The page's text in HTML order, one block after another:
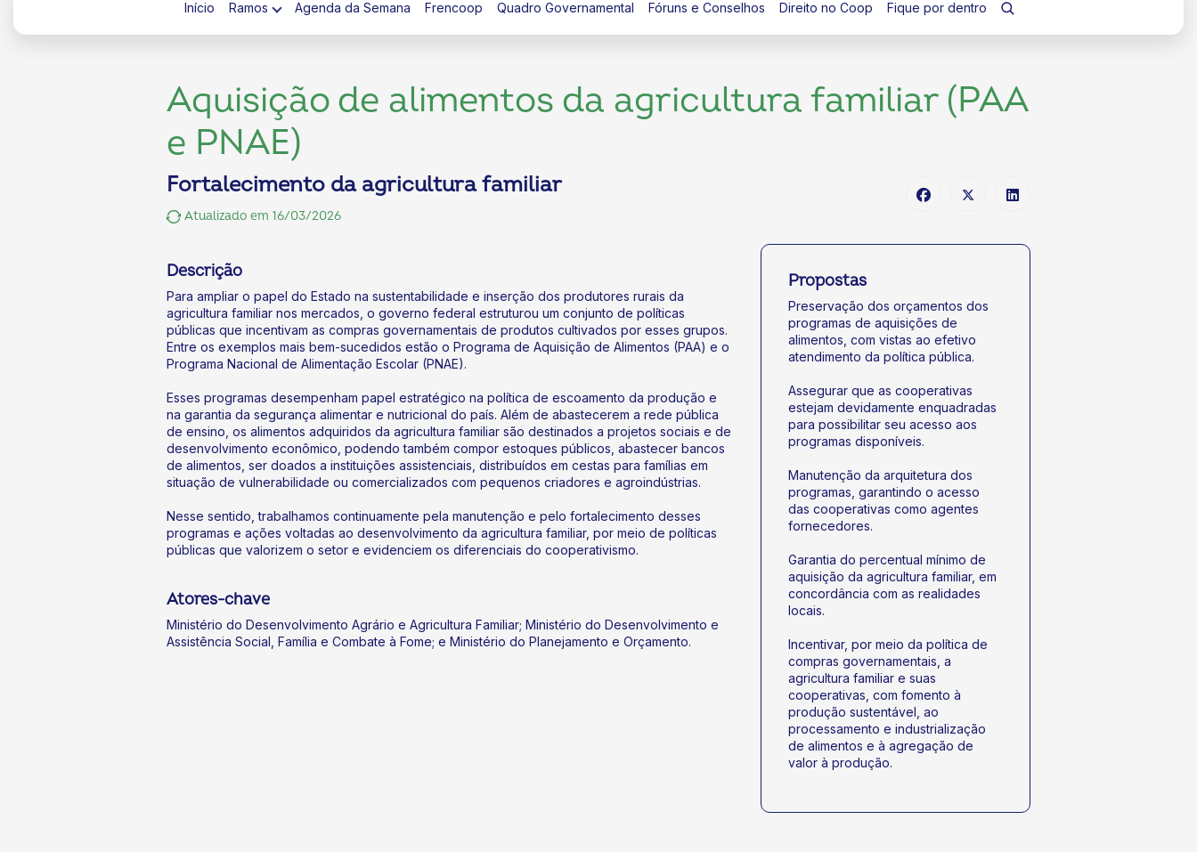
Início Ramos Agenda da Semana Frencoop Quadro Governamental Fóruns e Conselhos Direito no Coop Fique por dentro
Aquisição de alimentos da agricultura familiar (PAA
e PNAE)
Fortalecimento da agricultura familiar
Atualizado em 16/03/2026
Descrição
Para ampliar o papel do Estado na sustentabilidade e inserção dos produtores rurais da
agricultura familiar nos mercados, o governo federal estruturou um conjunto de políticas
públicas que incentivam as compras governamentais de produtos cultivados por esses grupos.
Entre os exemplos mais bem-sucedidos estão o Programa de Aquisição de Alimentos (PAA) e o
Programa Nacional de Alimentação Escolar (PNAE).
Esses programas desempenham papel estratégico na política de escoamento da produção e
na garantia da segurança alimentar e nutricional do país. Além de abastecerem a rede pública
de ensino, os alimentos adquiridos da agricultura familiar são destinados a projetos sociais e de
desenvolvimento econômico, podendo também compor estoques públicos, abastecer bancos
de alimentos, ser doados a instituições assistenciais, distribuídos em cestas para famílias em
situação de vulnerabilidade ou comercializados com pequenos criadores e agroindústrias.
Nesse sentido, trabalhamos continuamente pela manutenção e pelo fortalecimento desses
programas e ações voltadas ao desenvolvimento da agricultura familiar, por meio de políticas
públicas que valorizem o setor e evidenciem os diferenciais do cooperativismo.
Atores-chave
Ministério do Desenvolvimento Agrário e Agricultura Familiar; Ministério do Desenvolvimento e
Assistência Social, Família e Combate à Fome; e Ministério do Planejamento e Orçamento.
Propostas
Preservação dos orçamentos dos
programas de aquisições de
alimentos, com vistas ao efetivo
atendimento da política pública.
Assegurar que as cooperativas
estejam devidamente enquadradas
para possibilitar seu acesso aos
programas disponíveis.
Manutenção da arquitetura dos
programas, garantindo o acesso
das cooperativas como agentes
fornecedores.
Garantia do percentual mínimo de
aquisição da agricultura familiar, em
concordância com as realidades
locais.
Incentivar, por meio da política de
compras governamentais, a
agricultura familiar e suas
cooperativas, com fomento à
produção sustentável, ao
processamento e industrialização
de alimentos e à agregação de
valor à produção.